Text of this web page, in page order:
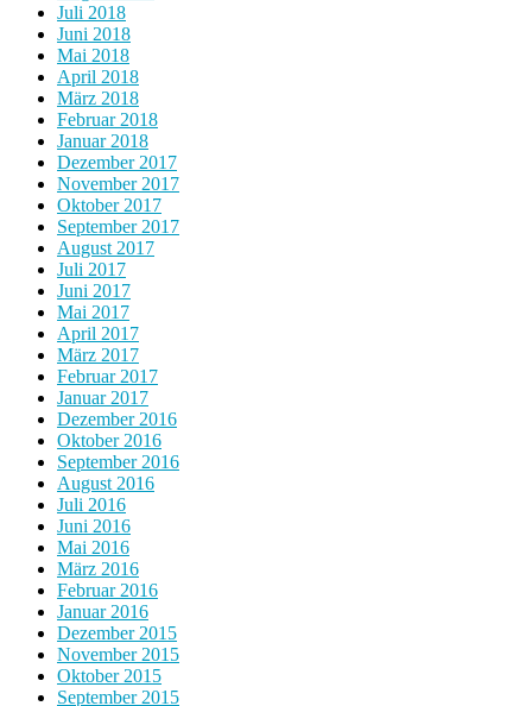
Juli 2018
Juni 2018
Mai 2018
April 2018
März 2018
Februar 2018
Januar 2018
Dezember 2017
November 2017
Oktober 2017
September 2017
August 2017
Juli 2017
Juni 2017
Mai 2017
April 2017
März 2017
Februar 2017
Januar 2017
Dezember 2016
Oktober 2016
September 2016
August 2016
Juli 2016
Juni 2016
Mai 2016
März 2016
Februar 2016
Januar 2016
Dezember 2015
November 2015
Oktober 2015
September 2015